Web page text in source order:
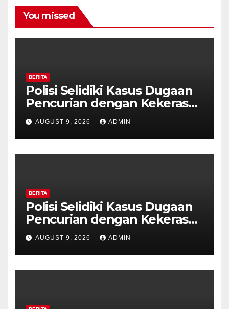
You missed
BERITA
Polisi Selidiki Kasus Dugaan
Pencurian dengan Kekerasan
di Counter HP Royal Phone
Ambarawa.
AUGUST 9, 2026 ADMIN
BERITA
Polisi Selidiki Kasus Dugaan
Pencurian dengan Kekerasan
di Counter HP Royal Phone
Ambarawa.
AUGUST 9, 2026 ADMIN